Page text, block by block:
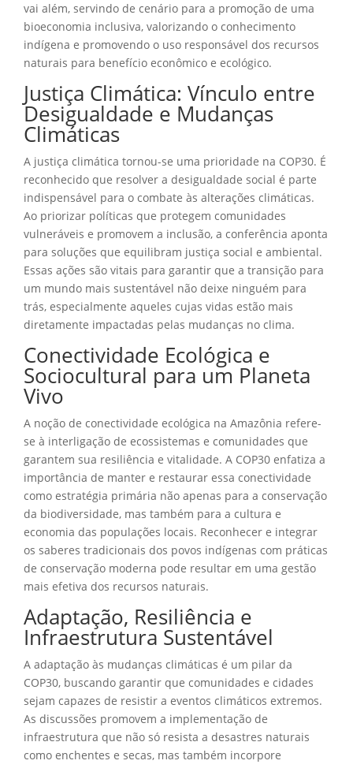
vai além, servindo de cenário para a promoção de uma
bioeconomia inclusiva, valorizando o conhecimento
indígena e promovendo o uso responsável dos recursos
naturais para benefício econômico e ecológico.
Justiça Climática: Vínculo entre
Desigualdade e Mudanças
Climáticas
A justiça climática tornou-se uma prioridade na COP30. É
reconhecido que resolver a desigualdade social é parte
indispensável para o combate às alterações climáticas.
Ao priorizar políticas que protegem comunidades
vulneráveis e promovem a inclusão, a conferência aponta
para soluções que equilibram justiça social e ambiental.
Essas ações são vitais para garantir que a transição para
um mundo mais sustentável não deixe ninguém para
trás, especialmente aqueles cujas vidas estão mais
diretamente impactadas pelas mudanças no clima.
Conectividade Ecológica e
Sociocultural para um Planeta
Vivo
A noção de conectividade ecológica na Amazônia refere-
se à interligação de ecossistemas e comunidades que
garantem sua resiliência e vitalidade. A COP30 enfatiza a
importância de manter e restaurar essa conectividade
como estratégia primária não apenas para a conservação
da biodiversidade, mas também para a cultura e
economia das populações locais. Reconhecer e integrar
os saberes tradicionais dos povos indígenas com práticas
de conservação moderna pode resultar em uma gestão
mais efetiva dos recursos naturais.
Adaptação, Resiliência e
Infraestrutura Sustentável
A adaptação às mudanças climáticas é um pilar da
COP30, buscando garantir que comunidades e cidades
sejam capazes de resistir a eventos climáticos extremos.
As discussões promovem a implementação de
infraestrutura que não só resista a desastres naturais
como enchentes e secas, mas também incorpore